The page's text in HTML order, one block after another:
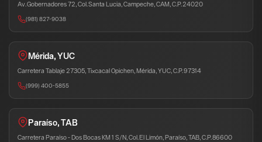
Av. Gobernadores 72, Col. Santa Lucia, Campeche, CAM, C.P. 24020
(981) 827-9038
Mérida, YUC
Carretera Tablaje 27305, Tixcacal Opichen, Mérida, YUC, C.P. 97314
(999) 400-5855
Paraíso, TAB
Carretera Paraíso - Dos Bocas KM 1 S/N, Col. El Limón, Paraíso, TAB, C.P. 86600